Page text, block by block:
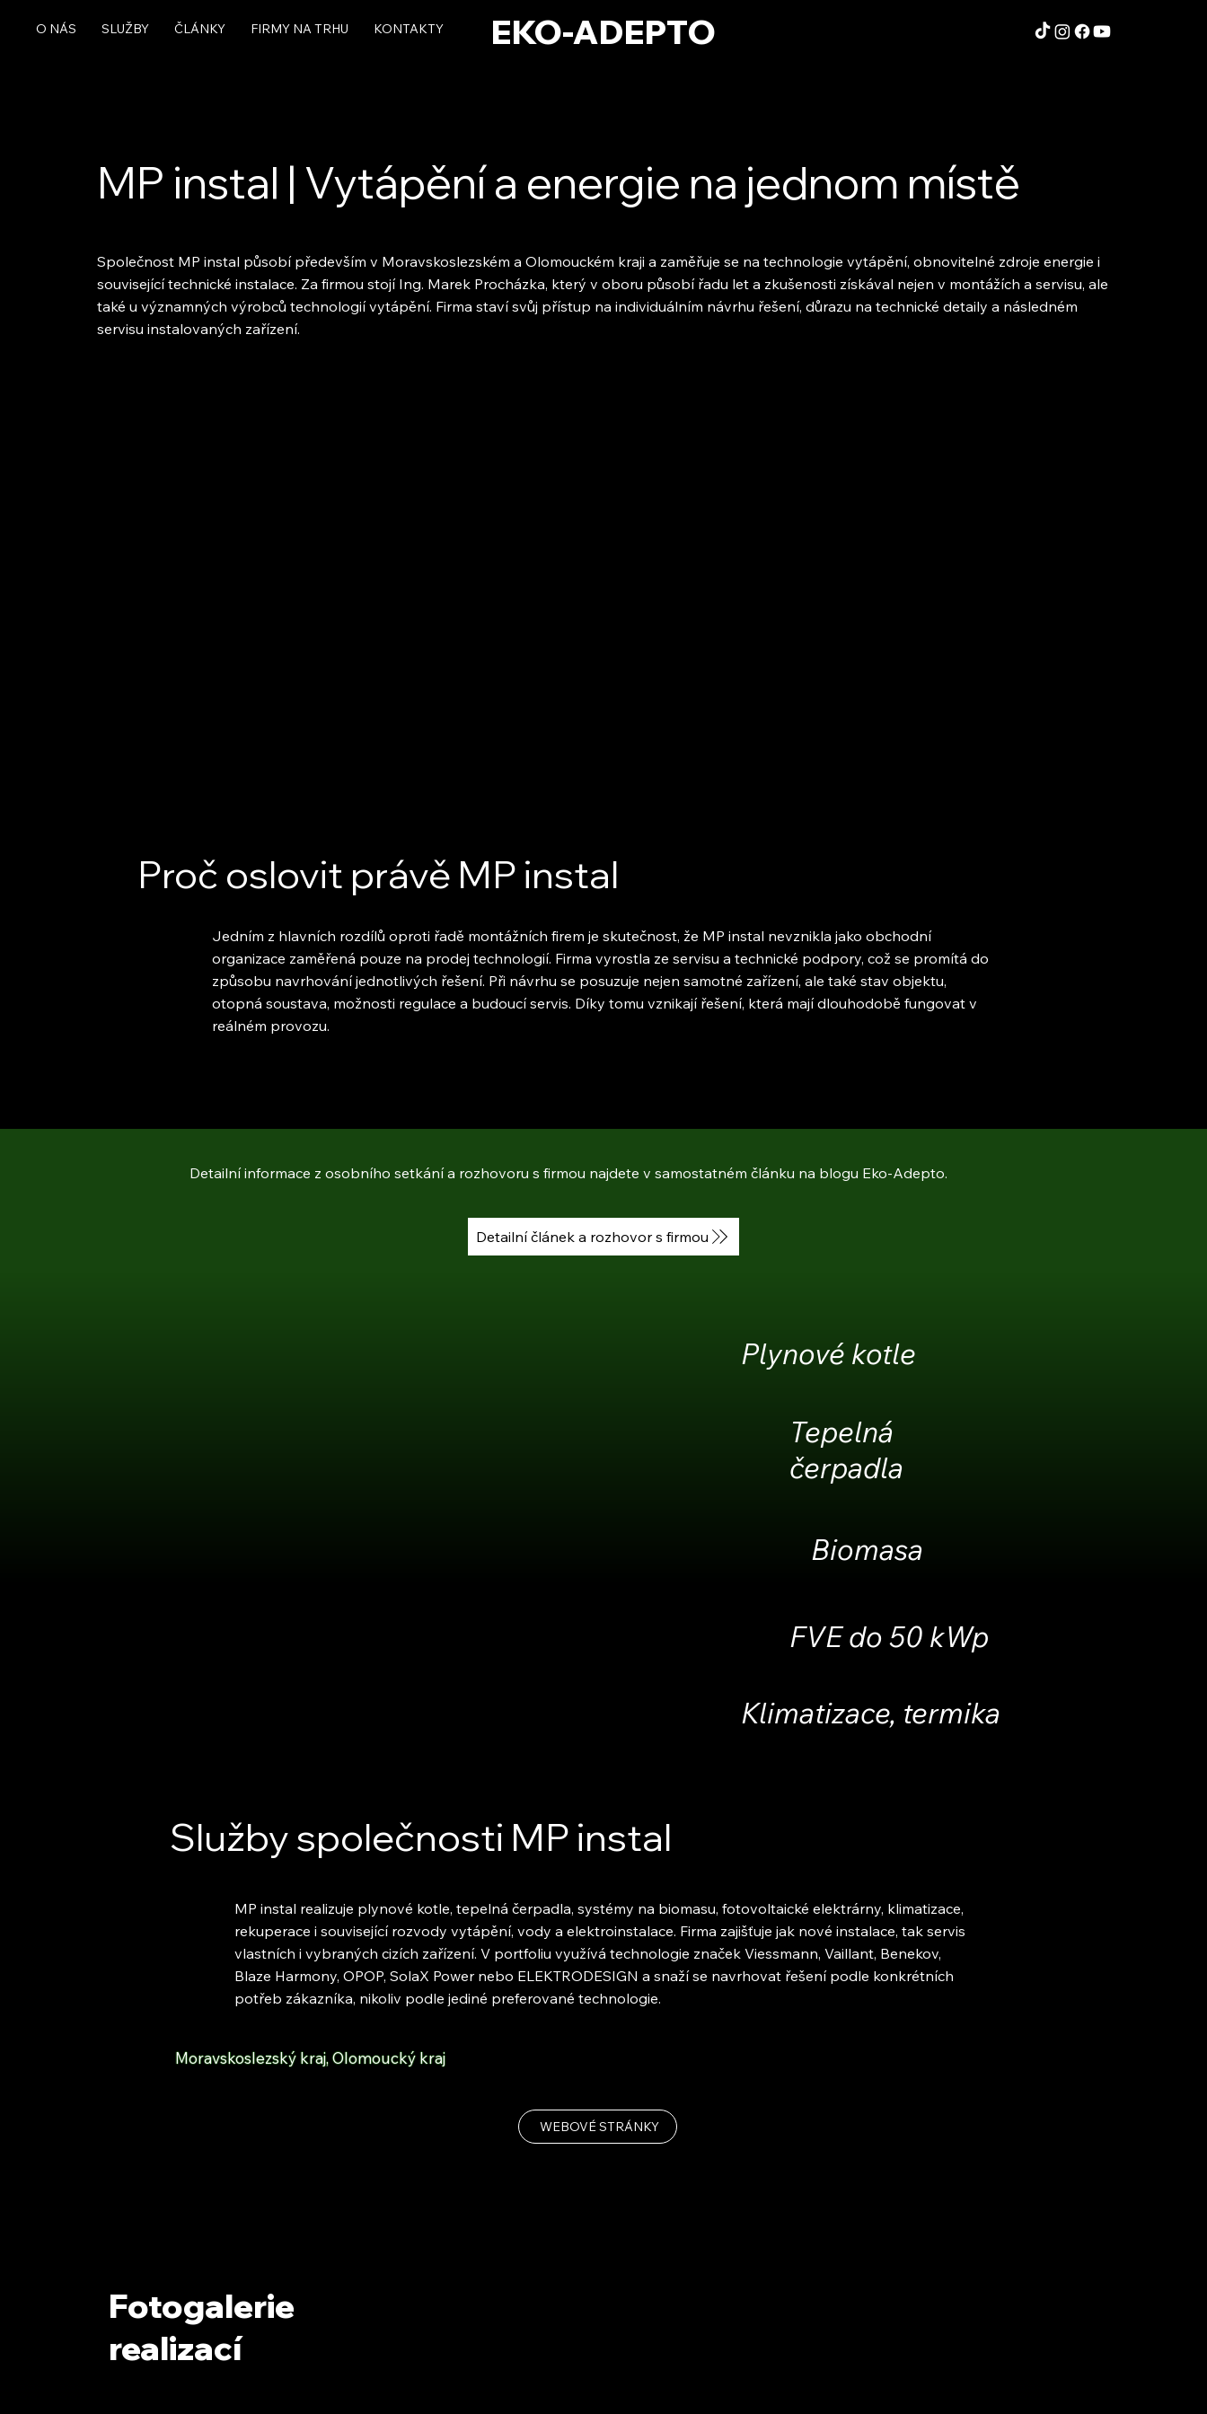
O NÁS SLUŽBY ČLÁNKY FIRMY NA TRHU KONTAKTY EKO-ADEPTO
MP instal | Vytápění a energie na jednom místě
Společnost MP instal působí především v Moravskoslezském a Olomouckém kraji a zaměřuje se na technologie vytápění, obnovitelné zdroje energie i
související technické instalace. Za firmou stojí Ing. Marek Procházka, který v oboru působí řadu let a zkušenosti získával nejen v montážích a servisu, ale
také u významných výrobců technologií vytápění. Firma staví svůj přístup na individuálním návrhu řešení, důrazu na technické detaily a následném
servisu instalovaných zařízení.
Proč oslovit právě MP instal
Jedním z hlavních rozdílů oproti řadě montážních firem je skutečnost, že MP instal nevznikla jako obchodní
organizace zaměřená pouze na prodej technologií. Firma vyrostla ze servisu a technické podpory, což se promítá do
způsobu navrhování jednotlivých řešení. Při návrhu se posuzuje nejen samotné zařízení, ale také stav objektu,
otopná soustava, možnosti regulace a budoucí servis. Díky tomu vznikají řešení, která mají dlouhodobě fungovat v
reálném provozu.
Detailní informace z osobního setkání a rozhovoru s firmou najdete v samostatném článku na blogu Eko-Adepto.
Detailní článek a rozhovor s firmou
Plynové kotle
Tepelná
čerpadla
Biomasa
FVE do 50 kWp
Klimatizace, termika
Služby společnosti MP instal
MP instal realizuje plynové kotle, tepelná čerpadla, systémy na biomasu, fotovoltaické elektrárny, klimatizace,
rekuperace i související rozvody vytápění, vody a elektroinstalace. Firma zajišťuje jak nové instalace, tak servis
vlastních i vybraných cizích zařízení. V portfoliu využívá technologie značek Viessmann, Vaillant, Benekov,
Blaze Harmony, OPOP, SolaX Power nebo ELEKTRODESIGN a snaží se navrhovat řešení podle konkrétních
potřeb zákazníka, nikoliv podle jediné preferované technologie.
Moravskoslezský kraj, Olomoucký kraj
WEBOVÉ STRÁNKY
Fotogalerie
realizací